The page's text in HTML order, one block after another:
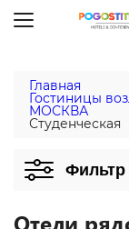
Главная
Гостиницы
МОСКВА
Студенческая
Фильтр
Отели